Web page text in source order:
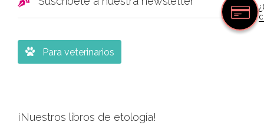
 Para veterinarios
¡Nuestros libros de etología!